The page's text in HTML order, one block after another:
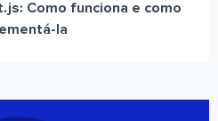
Como funciona e como
la